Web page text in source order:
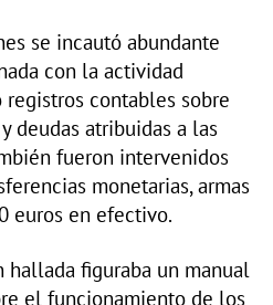
se incautó abundante
con la actividad
contables sobre
deudas atribuidas a las
fueron intervenidos
monetarias, armas
euros en efectivo.
hallada figuraba un manual
el funcionamiento de los